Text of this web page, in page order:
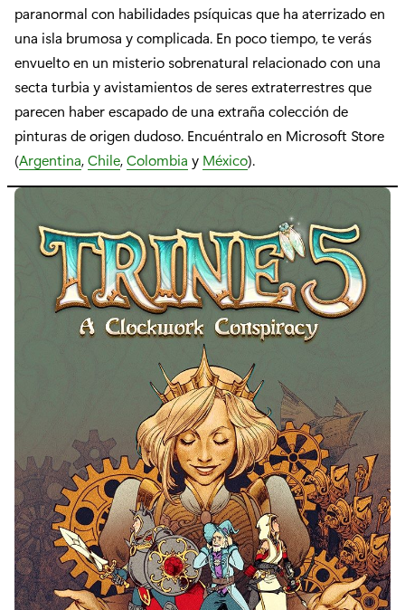
paranormal con habilidades psíquicas que ha aterrizado en
una isla brumosa y complicada. En poco tiempo, te verás
envuelto en un misterio sobrenatural relacionado con una
secta turbia y avistamientos de seres extraterrestres que
parecen haber escapado de una extraña colección de
pinturas de origen dudoso. Encuéntralo en Microsoft Store
(Argentina,Chile,Colombia y México).